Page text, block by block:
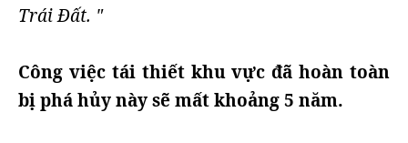
Trái Đất. "
Công việc tái thiết khu vực đã hoàn toàn
bị phá hủy này sẽ mất khoảng 5 năm.